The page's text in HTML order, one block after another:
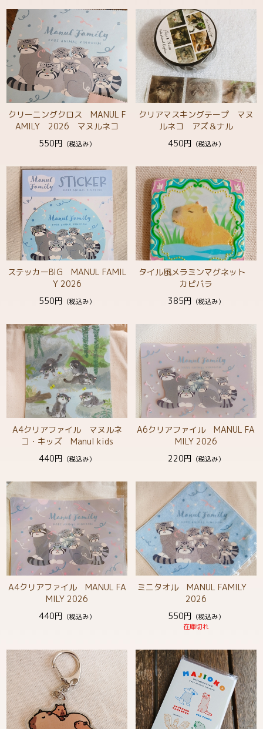
クリーニングクロス MANUL F
AMILY 2026 マヌルネコ
550円 （税込み）
クリアマスキングテープ マヌ
ルネコ アズ＆ナル
450円 （税込み）
ステッカーBIG MANUL FAMIL
Y 2026
550円 （税込み）
タイル風メラミンマグネット
カピバラ
385円 （税込み）
A4クリアファイル マヌルネ
コ・キッズ Manul kids
440円 （税込み）
A6クリアファイル MANUL FA
MILY 2026
220円 （税込み）
A4クリアファイル MANUL FA
MILY 2026
440円 （税込み）
ミニタオル MANUL FAMILY
2026
550円 （税込み）
在庫切れ